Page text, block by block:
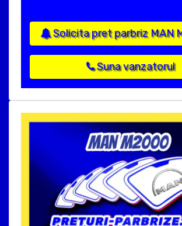
Solicita pret parbriz MAN
Suna vanzatorul